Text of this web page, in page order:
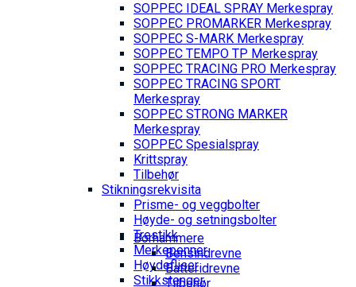
SOPPEC IDEAL SPRAY Merkespray
SOPPEC PROMARKER Merkespray
SOPPEC S-MARK Merkespray
SOPPEC TEMPO TP Merkespray
SOPPEC TRACING PRO Merkespray
SOPPEC TRACING SPORT
Merkespray
SOPPEC STRONG MARKER
Merkespray
SOPPEC Spesialspray
Krittspray
Tilbehør
Stikningsrekvisita
Prisme- og veggbolter
Høyde- og setningsbolter
Trestikk
Merkepenner
Høydefliser
Stikkstenger
Borhammere
Bensindrevne
Batteridrevne
Tilbehør